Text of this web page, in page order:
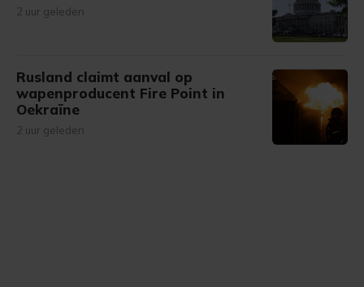
2 uur geleden
Rusland claimt aanval op
wapenproducent Fire Point in
Oekraïne
2 uur geleden